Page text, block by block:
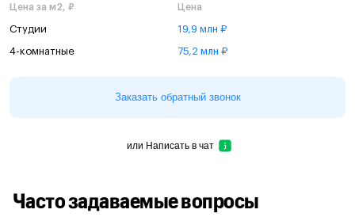
Цена за м2, ₽
Цена
Студии 19,9 млн ₽
4-комнатные 75,2 млн ₽
Заказать обратный звонок
или Написать в чат
Часто задаваемые вопросы